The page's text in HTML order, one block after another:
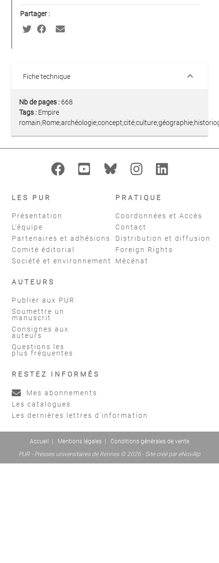
Partager :
Fiche technique keyboard_arrow_down
Nb de pages : 668
Tags : Empire
LES PUR
Présentation
L'équipe
Partenaires et adhésions
Comité éditorial
Société et environnement
PRATIQUE
Coordonnées et Accès
Contact
Distribution et diffusion
Foreign Rights
Mécénat
AUTEURS
Publier aux PUR
Soumettre un
manuscrit
Consignes aux
auteurs
Questions les
plus fréquentes
RESTEZ INFORMÉS
Mes abonnements
Les catalogues
Les dernières lettres d'information
Accueil Mentions légales
Conditions générales de vente
PUR - Presses universitaires de Rennes © 2026 - Site créé par eNovAlp